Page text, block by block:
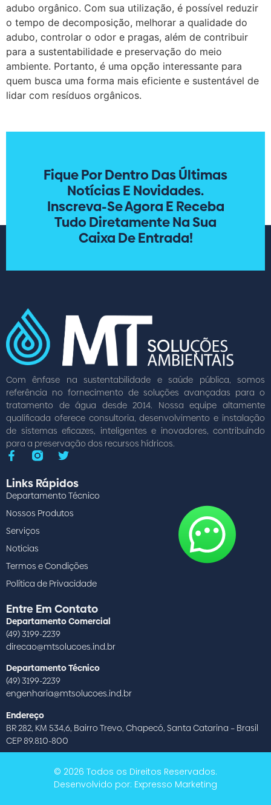
adubo orgânico. Com sua utilização, é possível reduzir
o tempo de decomposição, melhorar a qualidade do
adubo, controlar o odor e pragas, além de contribuir
para a sustentabilidade e preservação do meio
ambiente. Portanto, é uma opção interessante para
quem busca uma forma mais eficiente e sustentável de
lidar com resíduos orgânicos.
Fique Por Dentro Das Últimas
Notícias E Novidades.
Inscreva-Se Agora E Receba
Tudo Diretamente Na Sua
Caixa De Entrada!
Com ênfase na sustentabilidade e saúde pública, somos
referência no fornecimento de soluções avançadas para o
tratamento de água desde 2014. Nossa equipe altamente
qualificada oferece consultoria, desenvolvimento e instalação
de sistemas eficazes, inteligentes e inovadores, contribuindo
para a preservação dos recursos hídricos.
Links Rápidos
Departamento Técnico
Nossos Produtos
Serviços
Noticias
Termos e Condições
Política de Privacidade
Entre Em Contato
Departamento Comercial
(49) 3199-2239
direcao@mtsolucoes.ind.br
Departamento Técnico
(49) 3199-2239
engenharia@mtsolucoes.ind.br
Endereço
BR 282, KM 534,6, Bairro Trevo, Chapecó, Santa Catarina – Brasil
CEP 89.810-800
© 2026 Todos os Direitos Reservados.
Desenvolvido por: Expresso Marketing